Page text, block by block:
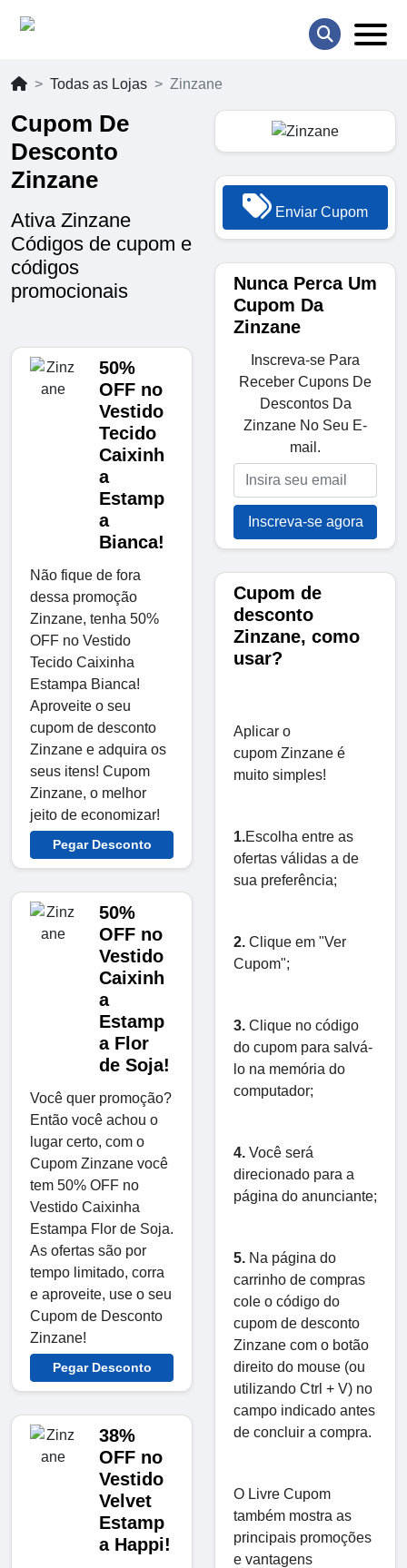
Todas as Lojas Zinzane
Cupom De
Desconto
Zinzane
Ativa Zinzane
Códigos de cupom e
códigos
promocionais
50%
OFF no
Vestido
Tecido
Caixinh
a
Estamp
a
Bianca!
Não fique de fora
dessa promoção
Zinzane, tenha 50%
OFF no Vestido
Tecido Caixinha
Estampa Bianca!
Aproveite o seu
cupom de desconto
Zinzane e adquira os
seus itens! Cupom
Zinzane, o melhor
jeito de economizar!
Pegar Desconto
50%
OFF no
Vestido
Caixinh
a
Estamp
a Flor
de Soja!
Você quer promoção?
Então você achou o
lugar certo, com o
Cupom Zinzane você
tem 50% OFF no
Vestido Caixinha
Estampa Flor de Soja.
As ofertas são por
tempo limitado, corra
e aproveite, use o seu
Cupom de Desconto
Zinzane!
Pegar Desconto
38%
OFF no
Vestido
Velvet
Estamp
a Happi!
Enviar Cupom
Nunca Perca Um
Cupom Da
Zinzane
Inscreva-se Para
Receber Cupons De
Descontos Da
Zinzane No Seu E-
mail.
Inscreva-se agora
Cupom de
desconto
Zinzane, como
usar?
Aplicar o
cupom Zinzane é
muito simples!
1.Escolha entre as
ofertas válidas a de
sua preferência;
2. Clique em "Ver
Cupom";
3. Clique no código
do cupom para salvá-
lo na memória do
computador;
4. Você será
direcionado para a
página do anunciante;
5. Na página do
carrinho de compras
cole o código do
cupom de desconto
Zinzane com o botão
direito do mouse (ou
utilizando Ctrl + V) no
campo indicado antes
de concluir a compra.
O Livre Cupom
também mostra as
principais promoções
e vantagens